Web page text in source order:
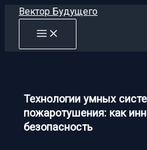
Перейти
содержимому
Вектор Будущего
Технологии умных
пожаротушения: как
безопасность